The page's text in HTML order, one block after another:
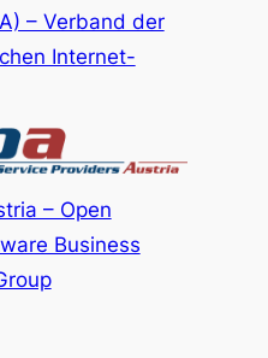
– Verband der
Internet-
– Open
Business